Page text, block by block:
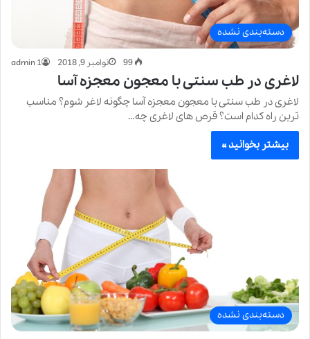
دسته‌بندی نشده
admin 1 نوامبر 9, 2018
لاغری در طب سنتی با معجون معجزه آسا
لاغری در طب سنتی با معجون معجزه آسا چگونه لاغر شوم؟ مناسب
ترین راه کدام است؟ قرص های لاغری چه…
بیشتر بخوانید »
دسته‌بندی نشده